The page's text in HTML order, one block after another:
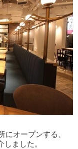
オープンする、
ました。